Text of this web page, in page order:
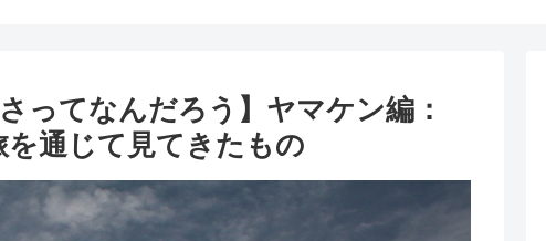
ってなんだろう】ヤマケン編：
通じて見てきたもの